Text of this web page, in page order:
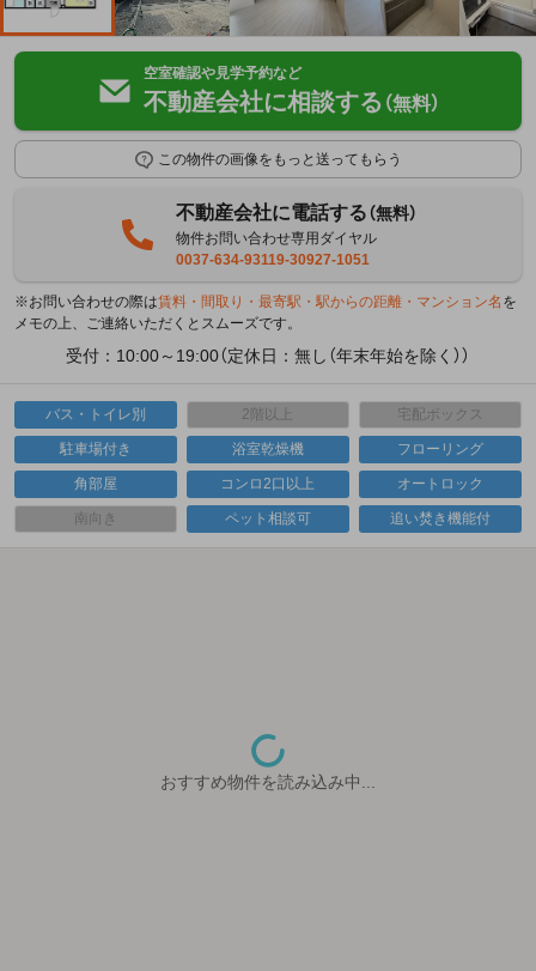
空室確認や見学予約など
不動産会社に相談する （無料）
この物件の画像をもっと送ってもらう
不動産会社に電話する（無料）
物件お問い合わせ専用ダイヤル
0037-634-93119-30927-1051
※お問い合わせの際は賃料・間取り・最寄駅・駅からの距離・マンション名 を
メモの上、ご連絡いただくとスムーズです。
受付：10:00～19:00（定休日：無し（年末年始を除く））
バス・トイレ別 2階以上 宅配ボックス
駐車場付き 浴室乾燥機 フローリング
角部屋 コンロ2口以上 オートロック
南向き ペット相談可 追い焚き機能付
おすすめ物件を読み込み中...